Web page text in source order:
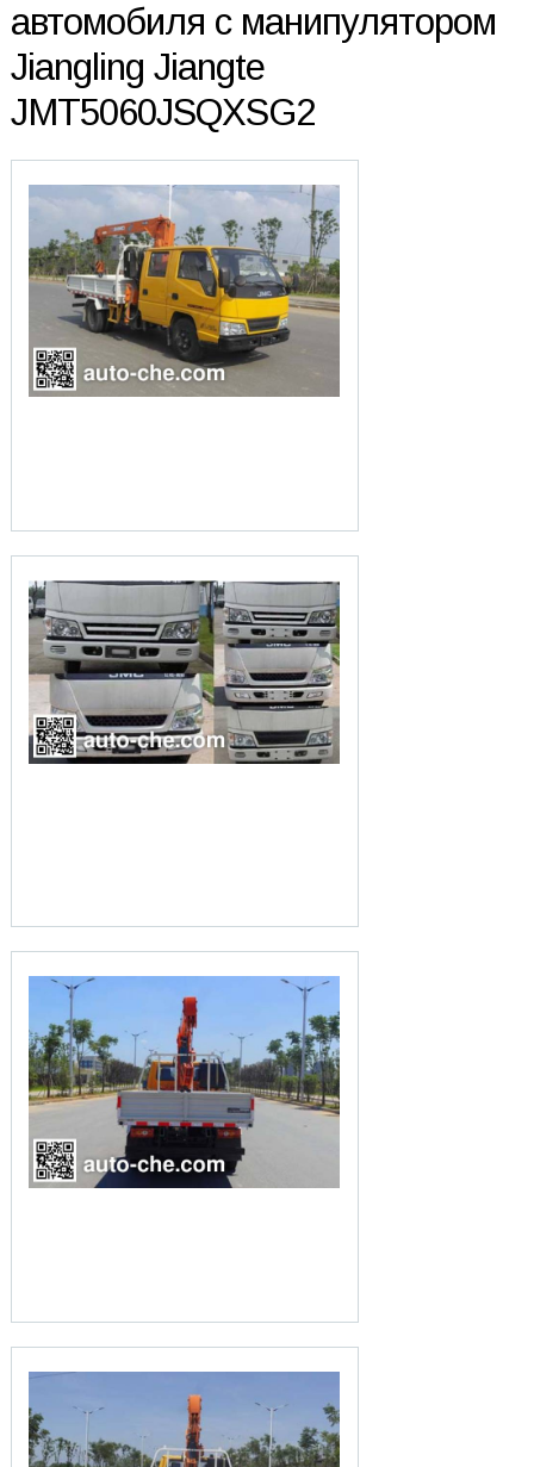
автомобиля с манипулятором
Jiangling Jiangte
JMT5060JSQXSG2